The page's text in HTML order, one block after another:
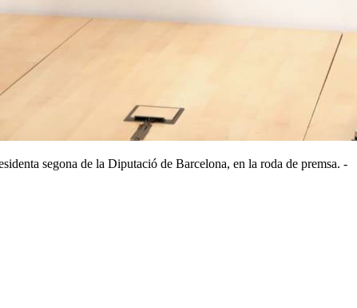
segona de la Diputació de Barcelona, en la roda de premsa. -